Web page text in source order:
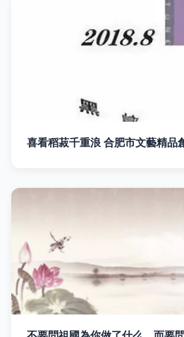
喜看稻菽千重浪 合肥市文藝精品